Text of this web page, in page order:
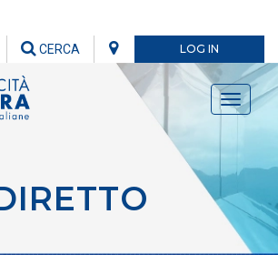
LOG IN
CERCA
Toggle